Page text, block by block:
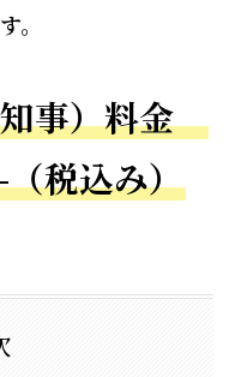
。
知事）料金
税込み）